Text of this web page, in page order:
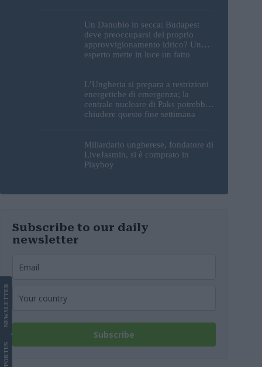
Un Danubio in secca: Budapest
deve preoccuparsi del proprio
approvvigionamento idrico? Un
esperto mette in luce un fatto
L’Ungheria si prepara a restrizioni
energetiche di emergenza; la
centrale nucleare di Paks potrebbe
chiudere questo fine settimana
Miliardario ungherese, fondatore di
LiveJasmin, si è comprato in
Playboy
Subscribe to our daily
newsletter
Subscribe
US
NEWS
LETTER